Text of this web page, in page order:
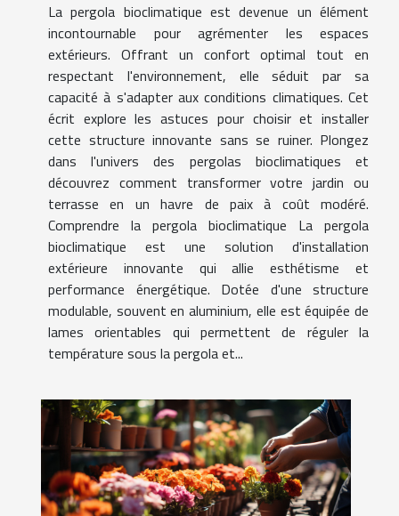
La pergola bioclimatique est devenue un élément
incontournable pour agrémenter les espaces
extérieurs. Offrant un confort optimal tout en
respectant l'environnement, elle séduit par sa
capacité à s'adapter aux conditions climatiques. Cet
écrit explore les astuces pour choisir et installer
cette structure innovante sans se ruiner. Plongez
dans l'univers des pergolas bioclimatiques et
découvrez comment transformer votre jardin ou
terrasse en un havre de paix à coût modéré.
Comprendre la pergola bioclimatique La pergola
bioclimatique est une solution d'installation
extérieure innovante qui allie esthétisme et
performance énergétique. Dotée d'une structure
modulable, souvent en aluminium, elle est équipée de
lames orientables qui permettent de réguler la
température sous la pergola et...